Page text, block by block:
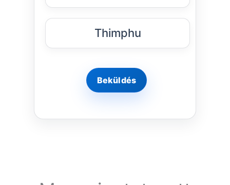
Thimphu